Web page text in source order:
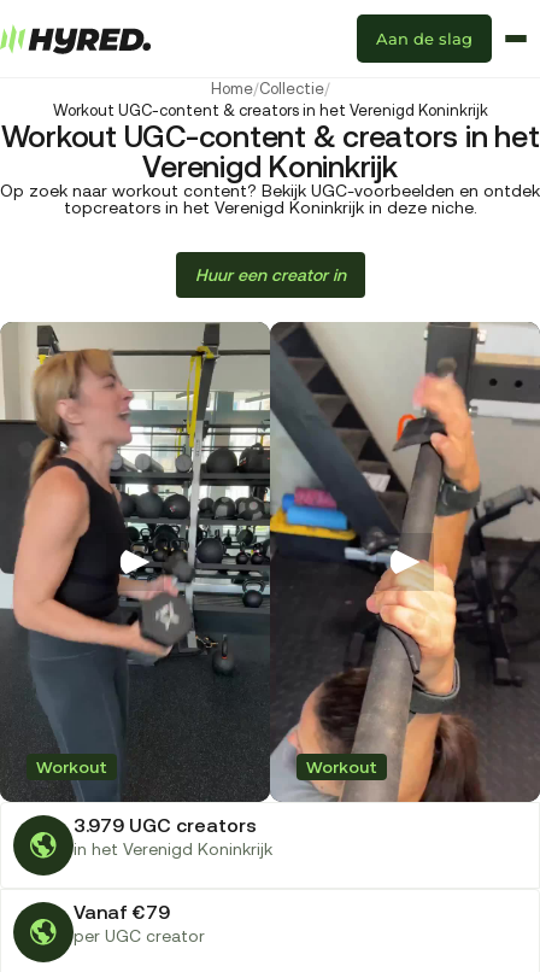
Aan de slag
Home/Collectie/
Workout UGC-content & creators in het Verenigd Koninkrijk
Workout UGC-content & creators in het
Verenigd Koninkrijk
Op zoek naar workout content? Bekijk UGC-voorbeelden en ontdek
topcreators in het Verenigd Koninkrijk in deze niche.
Huur een creator in
3.979 UGC creators
in het Verenigd Koninkrijk
Workout Workout
Vanaf €79
per UGC creator